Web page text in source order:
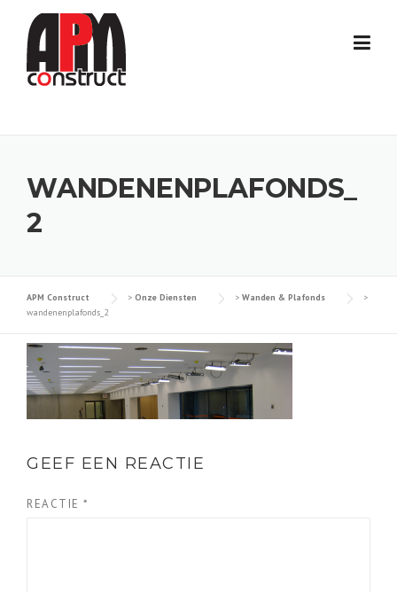
content
WANDENENPLAFONDS_
2
APM Construct > Onze Diensten > Wanden & Plafonds
>
wandenenplafonds_2
GEEF EEN REACTIE
REACTIE *